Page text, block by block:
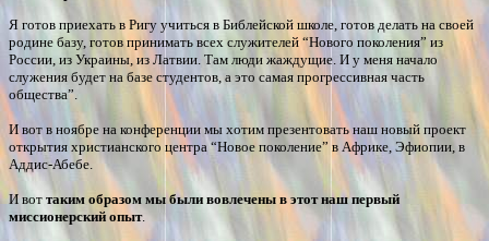
Я готов приехать в Ригу учиться в Библейской школе, готов делать на своей
родине базу, готов принимать всех служителей “Нового поколения” из
России, из Украины, из Латвии. Там люди жаждущие. И у меня начало
служения будет на базе студентов, а это самая прогрессивная часть
общества”.
И вот в ноябре на конференции мы хотим презентовать наш новый проект
открытия христианского центра “Новое поколение” в Африке, Эфиопии, в
Аддис-Абебе.
И вот таким образом мы были вовлечены в этот наш первый
миссионерский опыт.